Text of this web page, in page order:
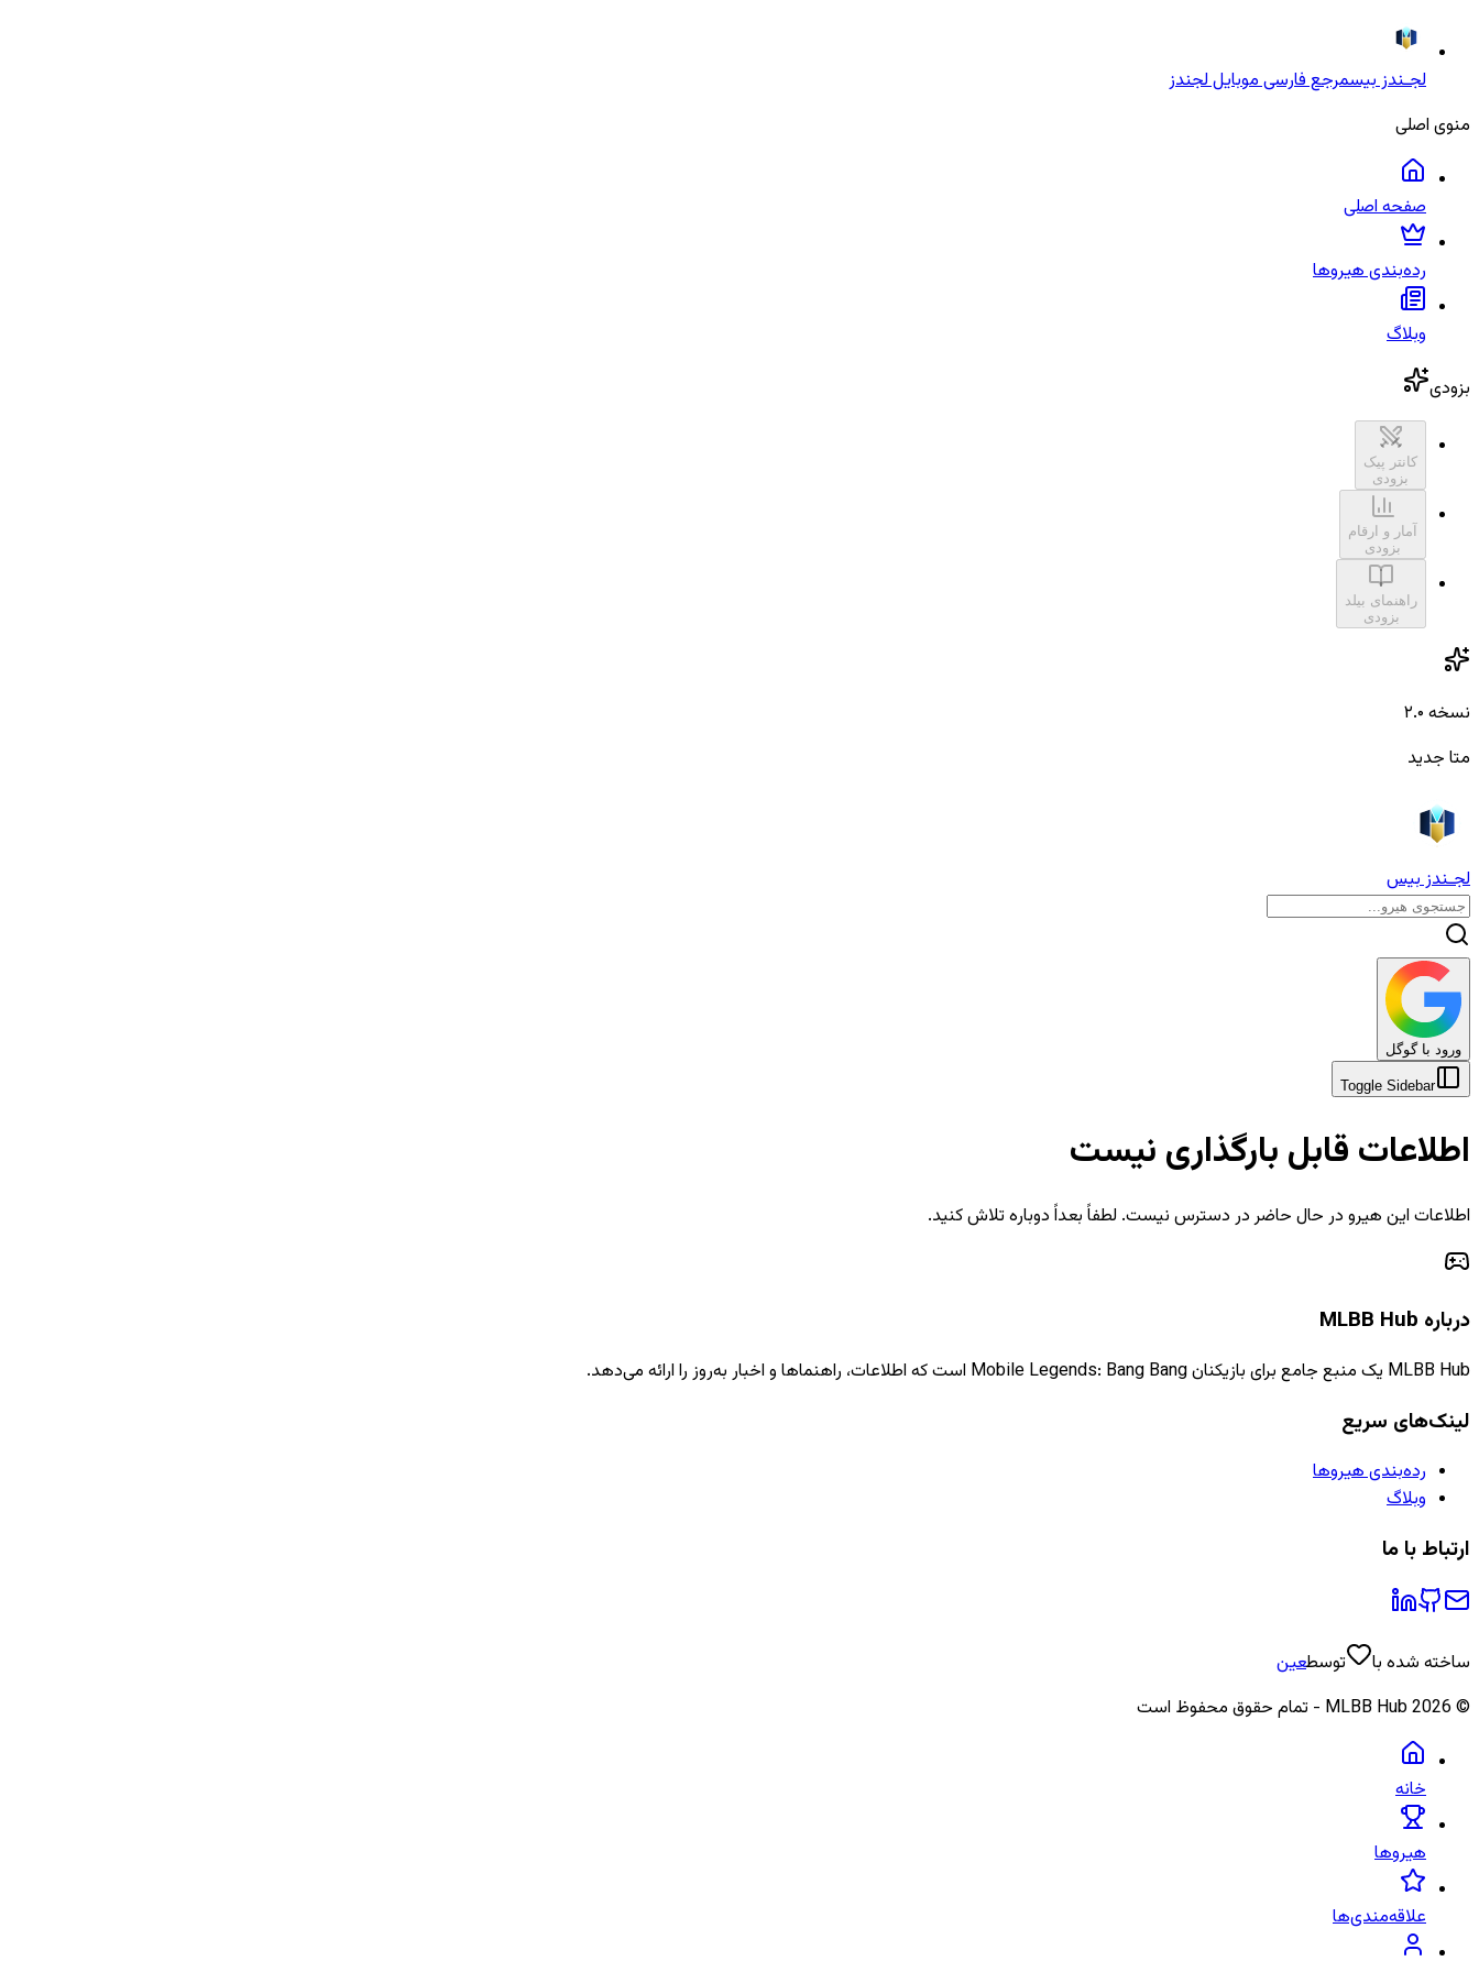
لجـندز بیسمرجع فارسی موبایل لجندز
منوی اصلی
صفحه اصلی
رده‌بندی هیروها
وبلاگ
بزودی
کانتر پیک
بزودی
آمار و ارقام
بزودی
راهنمای بیلد
بزودی
نسخه ۲.۰
متا جدید
لجـندز بیس
ورود با گوگل
Toggle Sidebar
اطلاعات قابل بارگذاری نیست
اطلاعات این هیرو در حال حاضر در دسترس نیست. لطفاً بعداً دوباره تلاش کنید.
درباره MLBB Hub
MLBB Hub یک منبع جامع برای بازیکنان Mobile Legends: Bang Bang است که اطلاعات، راهنماها و اخبار به‌روز را ارائه می‌دهد.
لینک‌های سریع
رده‌بندی هیروها
وبلاگ
ارتباط با ما
ساخته شده با توسطعین
©
2026
خانه
هیروها
علاقه‌مندی‌ها